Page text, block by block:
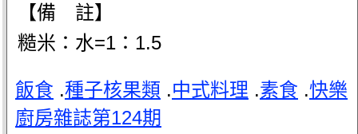
【備 註】
糙米：水=1：1.5
飯食 .種子核果類 .中式料理 .素食 .快樂
廚房雜誌第124期